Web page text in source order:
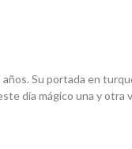
Su portada en
día mágico una y otra